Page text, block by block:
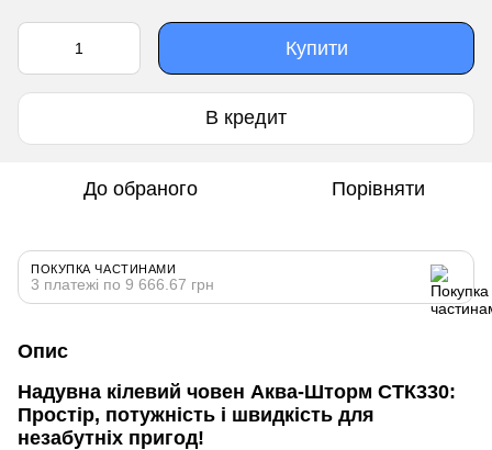
Купити
В кредит
До обраного Порівняти
ПОКУПКА ЧАСТИНАМИ
3 платежі по 9 666.67 грн
Опис
Надувна кілевий човен Аква-Шторм СТК330:
Простір, потужність і швидкість для
незабутніх пригод!